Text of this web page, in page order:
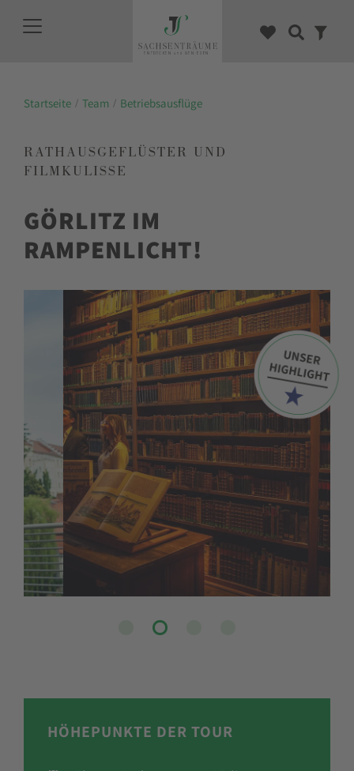
Startseite Team Betriebsausflüge
RATHAUSGEFLÜSTER UND
FILMKULISSE
GÖRLITZ IM
RAMPENLICHT!
HÖHEPUNKTE DER TOUR